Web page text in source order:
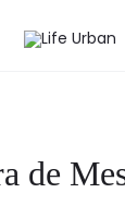
Lámpara de Mesa
de